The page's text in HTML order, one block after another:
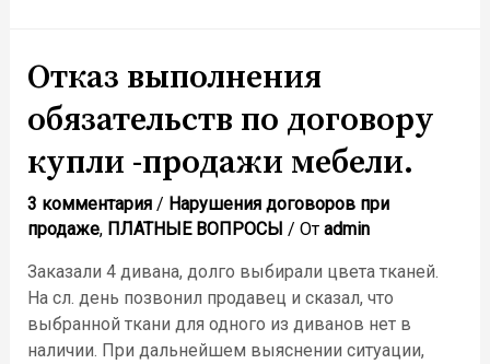
Отказ выполнения
обязательств по договору
купли -продажи мебели.
3 комментария / Нарушения договоров при
продаже, ПЛАТНЫЕ ВОПРОСЫ / От admin
Заказали 4 дивана, долго выбирали цвета тканей.
На сл. день позвонил продавец и сказал, что
выбранной ткани для одного из диванов нет в
наличии. При дальнейшем выяснении ситуации,